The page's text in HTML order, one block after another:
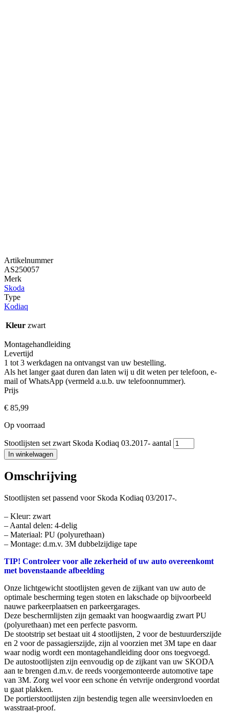
Artikelnummer
AS250057
Merk
Skoda
Type
Kodiaq
Kleur zwart
Montagehandleiding
Levertijd
1 tot 3 werkdagen na ontvangst van uw bestelling.
Als het langer gaat duren dan laten wij u dit weten per telefoon, e-
mail of WhatsApp (vermeld a.u.b. uw telefoonnummer).
Prijs
€ 85,99
Op voorraad
Stootlijsten set zwart Skoda Kodiaq 03.2017- aantal
In winkelwagen
Omschrijving
Stootlijsten set passend voor Skoda Kodiaq 03/2017-.
– Kleur: zwart
– Aantal delen: 4-delig
– Materiaal: PU (polyurethaan)
– Montage: d.m.v. 3M dubbelzijdige tape
TIP! Controleer voor alle zekerheid of uw auto overeenkomt
met bovenstaande afbeelding
Onze lichtgewicht stootlijsten geven de zijkant van uw auto de
optimale bescherming tegen stoten en lakschade op bijvoorbeeld
nauwe parkeerplaatsen en parkeergarages.
Deze beschermlijsten zijn gemaakt van hoogwaardig zwart PU
(polyurethaan) met een perfecte pasvorm.
De stootstrip set bestaat uit 4 stootlijsten, 2 voor de bestuurderszijde
en 2 voor de passagierszijde, zijn al voorzien met 3M tape en daar
waar nodig wordt een montagehandleiding door ons toegvoegd.
De autostootlijsten zijn eenvoudig op de zijkant van uw SKODA
aan te brengen d.m.v. de reeds voorgemonteerde automotive tape
van 3M. Zorg wel voor een schone én vetvrije ondergrond voordat
u gaat plakken.
De portierstootlijsten zijn bestendig tegen alle weersinvloeden en
wasstraat-proof.